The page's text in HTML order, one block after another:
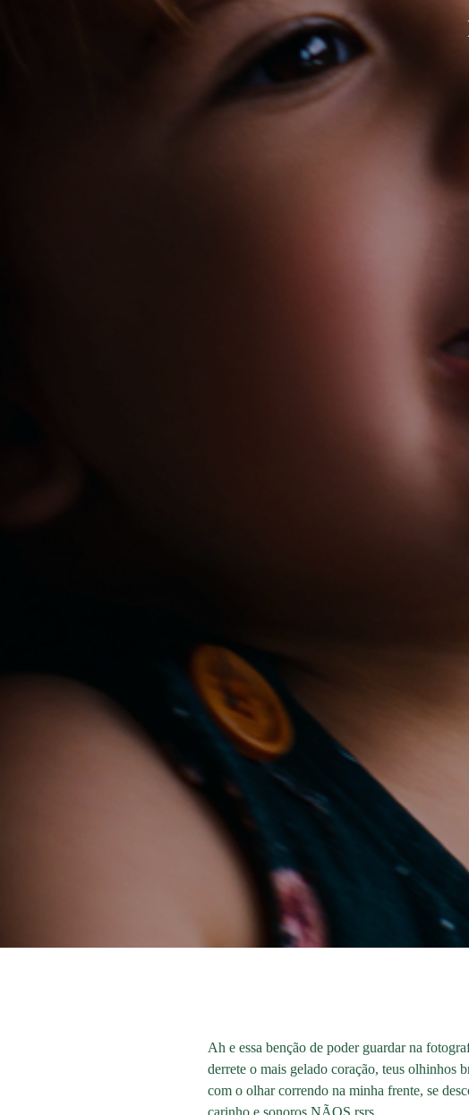
Ah e essa benção de poder guardar na
derrete o mais gelado coração, teus olhinhos
com o olhar correndo na minha frente, se
carinho e sonoros NÃOS rsrs...